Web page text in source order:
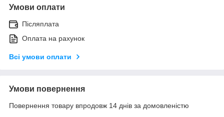
Умови оплати
Післяплата
Оплата на рахунок
Всі умови оплати
Умови повернення
Повернення товару впродовж 14 днів за домовленістю